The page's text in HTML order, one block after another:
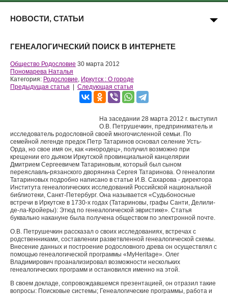
НОВОСТИ, СТАТЬИ
ГЕНЕАЛОГИЧЕСКИЙ ПОИСК В ИНТЕРНЕТЕ
Общество Родословие 30 марта 2012
Пономарева Наталья
Категория: Родословие, Иркутск : О городе
Предыдущая статья
Следующая статья
На заседании 28 марта 2012 г. выступил
О.В. Петрушечкин, предприниматель и
исследователь родословной своей многочисленной семьи. По
семейной легенде предок Петр Татаринов основал селение Усть-
Орда, но свое имя он, как «инородец», получил возможно при
крещении его дьяком Иркутской провинциальной канцелярии
Дмитрием Сергеевичем Татариновым, который был сыном
переяславль-рязанского дворянина Сергея Татаринова. О генеалогии
Татариновых подробно написано в статье И.В. Сахарова - директора
Института генеалогических исследований Российской национальной
библиотеки, Санкт-Петербург. Она называется «Судьбоносные
встречи в Иркутске в 1730-х годах (Татариновы, графы Санти, Делили-
де-ла-Кройеры): Этюд по генеалогической эвристике». Статья
буквально накануне была получена обществом по электронной почте.
О.В. Петрушечкин рассказал о своих исследованиях, встречах с
родственниками, составлении разветвленной генеалогической схемы.
Внесение данных и построение родословного древа он осуществлял с
помощью генеалогической программы «MyHeritage». Олег
Владимирович проанализировал возможности нескольких
генеалогических программ и остановился именно на этой.
В своем докладе, сопровождавшемся презентацией, он отразил такие
вопросы: Поисковые системы; Генеалогические программы, работа и